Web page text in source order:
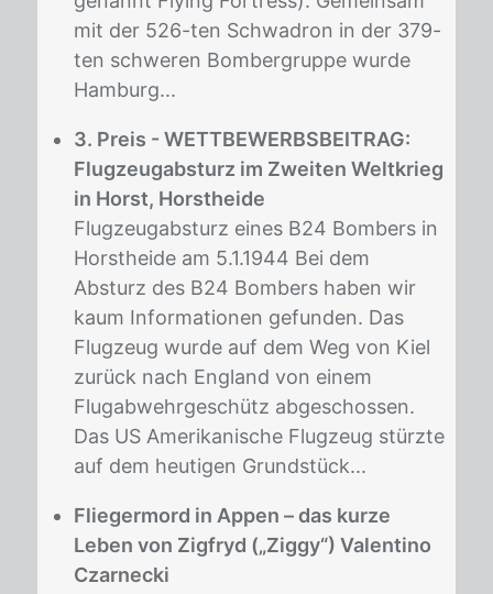
mit der 526-ten Schwadron in der 379-
ten schweren Bombergruppe wurde
Hamburg...
3. Preis - WETTBEWERBSBEITRAG:
Flugzeugabsturz im Zweiten Weltkrieg
in Horst, Horstheide
Flugzeugabsturz eines B24 Bombers in
Horstheide am 5.1.1944 Bei dem
Absturz des B24 Bombers haben wir
kaum Informationen gefunden. Das
Flugzeug wurde auf dem Weg von Kiel
zurück nach England von einem
Flugabwehrgeschütz abgeschossen.
Das US Amerikanische Flugzeug stürzte
auf dem heutigen Grundstück...
Fliegermord in Appen – das kurze
Leben von Zigfryd („Ziggy“) Valentino
Czarnecki